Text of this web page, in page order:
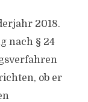
2018.
nach § 24
ob er